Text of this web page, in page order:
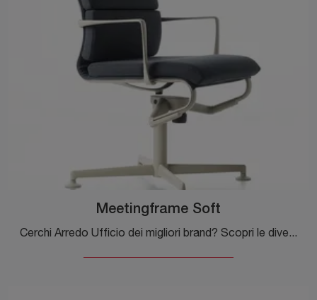
Meetingframe Soft
Cerchi Arredo Ufficio dei migliori brand? Scopri le diverse proposte di sedie operative in tessuto, come il modello Meetingframe Soft di Alias.